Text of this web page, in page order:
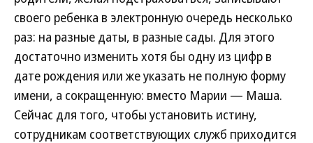
своего ребенка в электронную очередь несколько
раз: на разные даты, в разные сады. Для этого
достаточно изменить хотя бы одну из цифр в
дате рождения или же указать не полную форму
имени, а сокращенную: вместо Марии — Маша.
Сейчас для того, чтобы установить истину,
сотрудникам соответствующих служб приходится